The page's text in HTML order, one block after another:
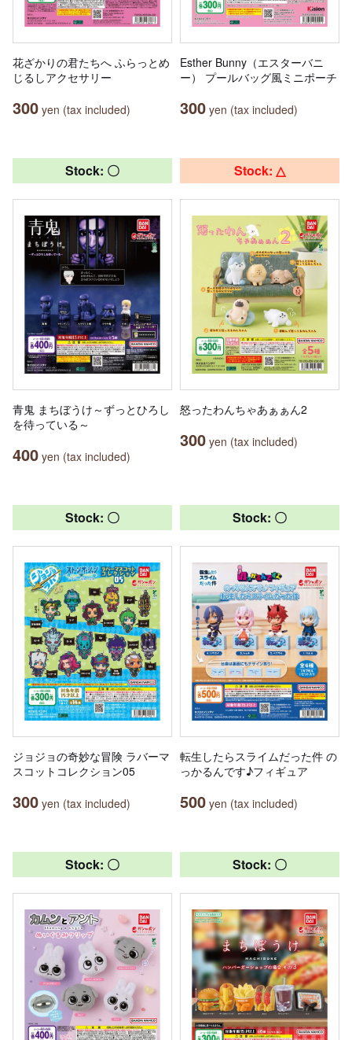
花ざかりの君たちへ ふらっとめ
じるしアクセサリー
300 yen (tax included)
Esther Bunny（エスターバニ
ー） プールバッグ風ミニポーチ
300 yen (tax included)
Stock: 〇
青鬼 まちぼうけ～ずっとひろし
を待っている～
400 yen (tax included)
Stock: △
怒ったわんちゃあぁぁん2
300 yen (tax included)
Stock: 〇
ジョジョの奇妙な冒険 ラバーマ
スコットコレクション05
300 yen (tax included)
Stock: 〇
転生したらスライムだった件 の
っかるんです♪フィギュア
500 yen (tax included)
Stock: 〇 Stock: 〇